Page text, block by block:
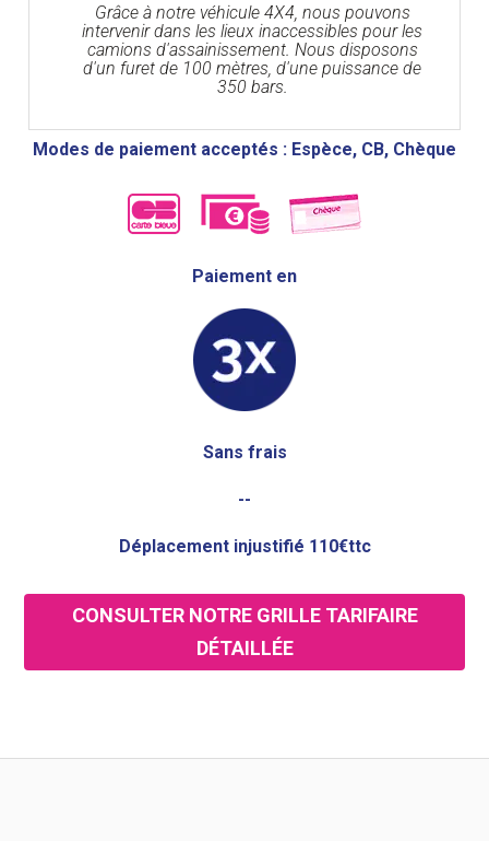
Grâce à notre véhicule 4X4, nous pouvons
intervenir dans les lieux inaccessibles pour les
camions d'assainissement. Nous disposons
d'un furet de 100 mètres, d'une puissance de
350 bars.
Modes de paiement acceptés : Espèce, CB, Chèque
Paiement en
Sans frais
--
Déplacement injustifié 110€ttc
CONSULTER NOTRE GRILLE TARIFAIRE
DÉTAILLÉE